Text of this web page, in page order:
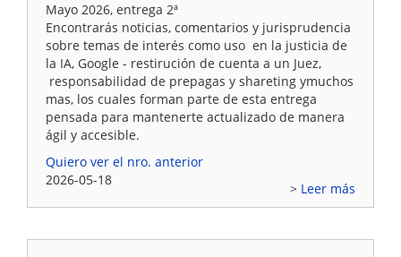
Mayo 2026, entrega 2ª
Encontrarás noticias, comentarios y jurisprudencia
sobre temas de interés como uso en la justicia de
la IA, Google - restirución de cuenta a un Juez,
responsabilidad de prepagas y shareting ymuchos
mas, los cuales forman parte de esta entrega
pensada para mantenerte actualizado de manera
ágil y accesible.
Quiero ver el nro. anterior
2026-05-18
Leer más